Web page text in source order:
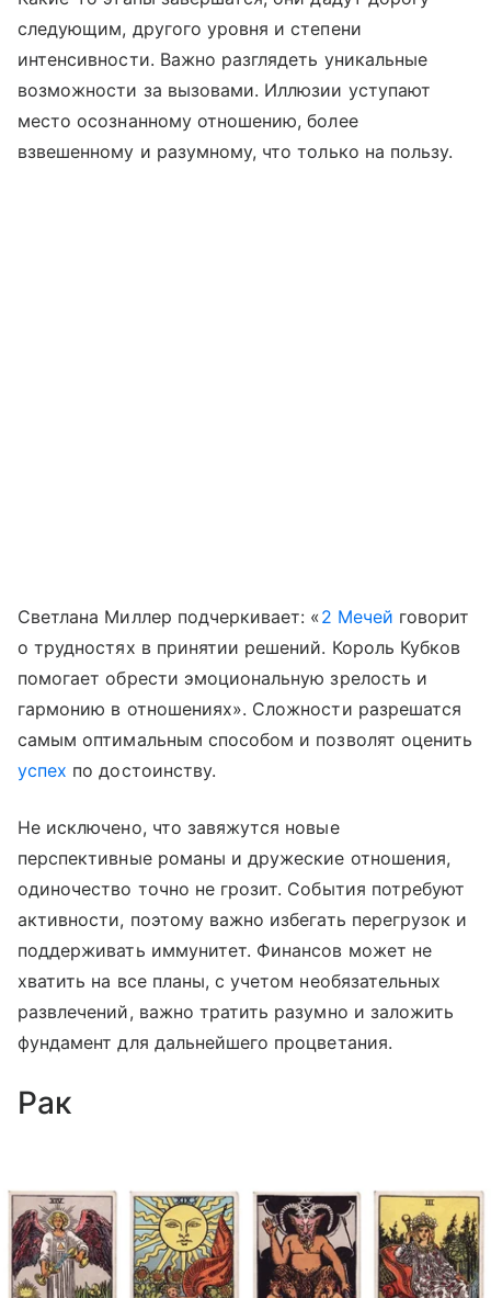
следующим, другого уровня и степени
интенсивности. Важно разглядеть уникальные
возможности за вызовами. Иллюзии уступают
место осознанному отношению, более
взвешенному и разумному, что только на пользу.
Светлана Миллер подчеркивает: «2 Мечей говорит
о трудностях в принятии решений. Король Кубков
помогает обрести эмоциональную зрелость и
гармонию в отношениях». Сложности разрешатся
самым оптимальным способом и позволят оценить
успех по достоинству.
Не исключено, что завяжутся новые
перспективные романы и дружеские отношения,
одиночество точно не грозит. События потребуют
активности, поэтому важно избегать перегрузок и
поддерживать иммунитет. Финансов может не
хватить на все планы, с учетом необязательных
развлечений, важно тратить разумно и заложить
фундамент для дальнейшего процветания.
Рак